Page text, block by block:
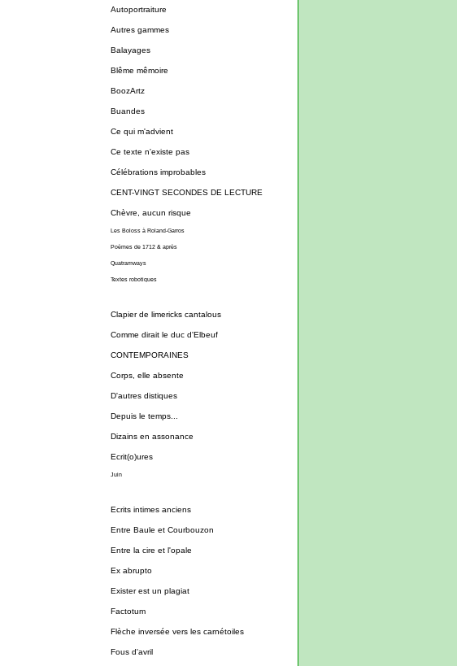
Autoportraiture
Autres gammes
Balayages
Blême mêmoire
BoozArtz
Buandes
Ce qui m'advient
Ce texte n'existe pas
Célébrations improbables
CENT-VINGT SECONDES DE LECTURE
Chèvre, aucun risque
Les Boloss à Roland-Garros
Poèmes de 1712 & après
Quatramways
Textes robotiques
Clapier de limericks cantalous
Comme dirait le duc d'Elbeuf
CONTEMPORAINES
Corps, elle absente
D'autres distiques
Depuis le temps...
Dizains en assonance
Ecrit(o)ures
Juin
Ecrits intimes anciens
Entre Baule et Courbouzon
Entre la cire et l'opale
Ex abrupto
Exister est un plagiat
Factotum
Flèche inversée vers les carnétoiles
Fous d'avril